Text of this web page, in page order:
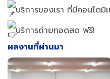
บริการของเรา ที่มีคอนโดมิ
บริการถ่ายทอดสด ฟรี!
ผลงานที่ผ่านมา